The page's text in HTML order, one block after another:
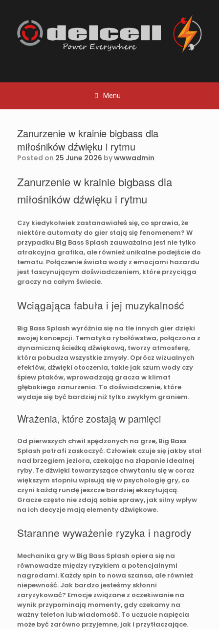
content
Menu
Zanurzenie w krainie bigbass dla
miłośników dźwięku i rytmu
Posted on 25 June 2026 bywwwadmin
Zanurzenie w krainie bigbass dla
miłośników dźwięku i rytmu
Czy kiedykolwiek zastanawiałeś się, co sprawia, że
niektóre automaty do gier stają się fenomenem? W
przypadku Big Bass Splash zauważalna jest nie tylko
atrakcyjna grafika, ale również unikalne podejście do
tematu. Połączenie świata wody z emocjami hazardu
jest fascynującym doświadczeniem, które przyciąga
graczy na całym świecie.
Wciągająca fabuła i jej muzykalność
Big Bass Splash wyróżnia się na tle innych gier dzięki
swojej koncepcji. Tematyka rybołówstwa, połączona z
dynamiczną ścieżką dźwiękową, tworzy atmosferę,
która pobudza wszystkie zmysły. Oprócz wizualnych
efektów, dźwięki otoczenia, takie jak szum wody czy
śpiew ptaków, wprowadzają gracza w klimat
głębokiego zanurzenia. To doświadczenie, które
wydaje się być bardziej niż tylko zwykłym graniem.
Wrażenia, które zostają w pamięci
Od pierwszych chwil spędzonych na grze, Big Bass
Splash potrafi zaskoczyć. Człowiek czuje się jakby stał
nad brzegiem jeziora, czekając na złapanie idealnej
ryby. Te dźwięki towarzyszące chwytaniu się w coraz
większym stopniu wpisują się w psychologię gry, co
czyni każdą rundę jeszcze bardziej ekscytującą.
Gracze często nie zdają sobie sprawy, jak silny wpływ
na ich decyzje mają elementy dźwiękowe.
Staranne wyważenie ryzyka i nagrody
Mechanika gry w Big Bass Splash opiera się na
równowadze między ryzykiem a potencjalnymi
nagrodami. Każdy spin to nowa szansa, ale również
niepewność. Jak bardzo jesteśmy skłonni
zaryzykować? Emocje związane z oczekiwanie na
wynik przypominają momenty, gdy czekamy na
ważny telefon lub wiadomość. To uczucie napięcia
może być zarówno przyjemne, jak i przytłaczające.